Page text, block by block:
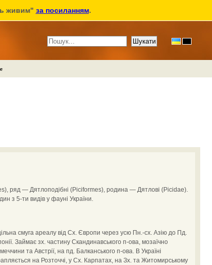
живим" за посиланням.
ряд — Дятлоподібні (Piciformes), родина — Дятлові (Picidae).
з 5-ти видів у фауні України.
смуга ареалу від Сх. Європи через усю Пн.-сх. Азію до Пд.
Займає зх. частину Скандинавського п-ова, мозаїчно
та Австрії, на пд. Балканського п-ова. В Україні
на Розточчі, у Сх. Карпатах, на Зх. та Житомирському